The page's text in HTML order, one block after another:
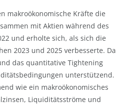
makroökonomische Kräfte die
mit Aktien während des
und erholte sich, als sich die
2023 und 2025 verbesserte. Da
das quantitative Tightening
unterstützend.
wie ein makroökonomisches
Liquiditätsströme und